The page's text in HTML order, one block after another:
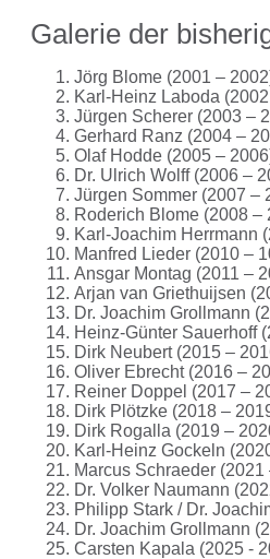
Galerie der
Jörg Blome (2001 –
Karl-Heinz Laboda
Jürgen Scherer (2003 –
Gerhard Ranz (2004 –
Olaf Hodde (2005 –
Dr. Ulrich Wolff (2006 –
Jürgen Sommer (2007 –
Roderich Blome (2008 –
Karl-Joachim Herrmann
Manfred Lieder (2010 –
Ansgar Montag (2011 –
Arjan van Griethuijsen
Dr. Joachim Grollmann
Heinz-Günter Sauerhoff
Dirk Neubert (2015 –
Oliver Ebrecht (2016 –
Reiner Doppel (2017 –
Dirk Plötzke (2018 –
Dirk Rogalla (2019 –
Karl-Heinz Gockeln
Marcus Schraeder (2021
Dr. Volker Naumann
Philipp Stark / Dr.
Dr. Joachim Grollmann
Carsten Kapala (2025 -